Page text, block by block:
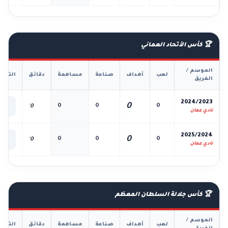
🏆 كأس الأتحاد العماني
الموسم /
الفريق
لعب أهداف صناعة مساهمة دقائق
2024/2023
نادي عمان
0
0
0
0
0'
2025/2024
نادي عمان
0
0
0
0
0'
🏆 كأس جلالة السلطان المعظم
الموسم /
لعب أهداف صناعة مساهمة دقائق